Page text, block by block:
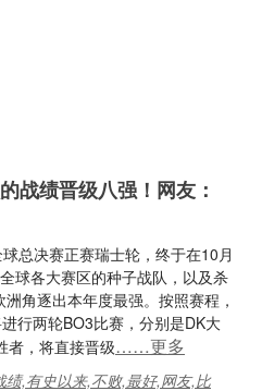
战绩晋级八强！网友：
总决赛正赛瑞士轮，终于在10月
球各大赛区的种子战队，以及杀
角逐出本年度最强。按照赛程，
行两轮BO3比赛，分别是DK大
者，将直接晋级……更多
绩,有史以来,不败,最好,网友,比